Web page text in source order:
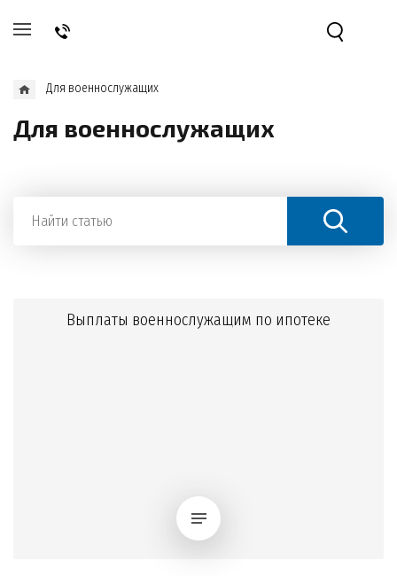
Для военнослужащих
Для военнослужащих
Выплаты военнослужащим по ипотеке